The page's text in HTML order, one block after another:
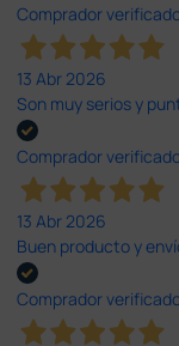
Comprador
13 Abr 2026
Son muy serios y
Comprador
13 Abr 2026
Buen producto y
Comprador